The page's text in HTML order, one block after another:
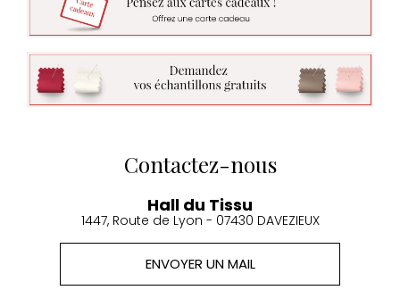
Contactez-nous
Hall du Tissu
1447, Route de Lyon - 07430 DAVEZIEUX
ENVOYER UN MAIL